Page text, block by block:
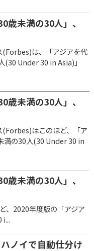
歳未満の30人」、
は、「アジアを代
(30 Under 30 in Asia)」
歳未満の30人」、
はこのほど、「ア
満の30人(30 Under 30 in
歳未満の30人」、
、2020年度版の「アジア
i...
ノイで自動仕分け